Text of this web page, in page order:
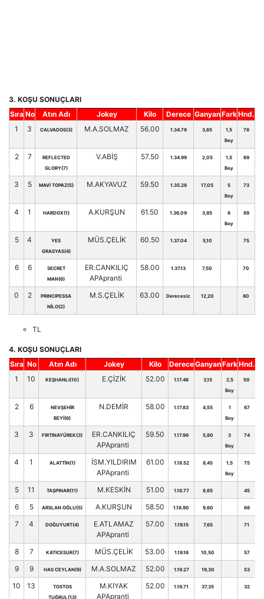
3. KOŞU SONUÇLARI
Sıra No Atın Adı Jokey Kilo Derece GanyanFarkHnd.
1
3 CALVADOS(3) M.A.SOLMAZ 56.00 1.34.79 3,65
1,5
Boy
78
2 7
REFLECTED
GLORY(7)
V.ABİŞ 57.50 1.34.99 2,05
1,5
Boy
69
3 5 MAVİ TOPAZ(5) M.AKYAVUZ 59.50 1.35.28 17,05
5
Boy
73
4 1 HARDOX(1) A.KURŞUN 61.50 1.36.09 3,85
6
Boy
89
5 4
YES
GRASYAS(4)
MÜS.ÇELİK 60.50 1.37.04 5,10 75
6 6
SECRET
MAN(6)
ER.CANKILIÇ
APApranti
58.00 1.37.13 7,50 70
0 2
PRINCIPESSA
NİLO(2)
M.S.ÇELİK 63.00 Derecesiz 12,20 80
TL
4. KOŞU SONUÇLARI
Sıra No Atın Adı Jokey Kilo DereceGanyanFarkHnd.
1
10 KEŞHANLI(10) E.ÇİZİK 52.00 1.17.46 3,15
2,5
Boy
50
2 6
NEVŞEHİR
BEYİ(6)
N.DEMİR 58.00 1.17.83 4,55
1
Boy
67
3 3 FIRTINAYÜREK(3)
ER.CANKILIÇ
APApranti
59.50 1.17.99 5,80
3
Boy
74
4 1 ALATTİN(1)
İSM.YILDIRIM
APApranti
61.00 1.18.52 8,45
1,5
Boy
75
5 11 TAŞPINAR(11) M.KESKİN 51.00 1.18.77 8,65 45
6 5 ARSLAN OĞLU(5) A.KURŞUN 58.50 1.18.90 9,60 68
7 4 DOĞUYURT(4)
E.ATLAMAZ
APApranti
57.00 1.19.15 7,65 71
8 7 KATICESUR(7) MÜS.ÇELİK 53.00 1.19.16 10,50 57
9 9 HAS CEYLAN(9) M.A.SOLMAZ 52.00 1.19.27 19,30 53
10 13
TOSTOS
TUĞRUL(13)
M.KIYAK
APApranti
52.00 1.19.71 37,35 32